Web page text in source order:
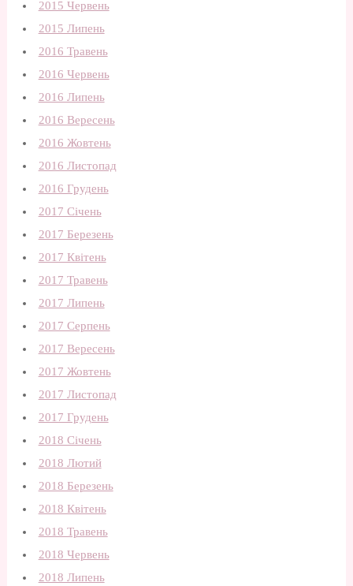
2015 Червень
2015 Липень
2016 Травень
2016 Червень
2016 Липень
2016 Вересень
2016 Жовтень
2016 Листопад
2016 Грудень
2017 Січень
2017 Березень
2017 Квітень
2017 Травень
2017 Липень
2017 Серпень
2017 Вересень
2017 Жовтень
2017 Листопад
2017 Грудень
2018 Січень
2018 Лютий
2018 Березень
2018 Квітень
2018 Травень
2018 Червень
2018 Липень